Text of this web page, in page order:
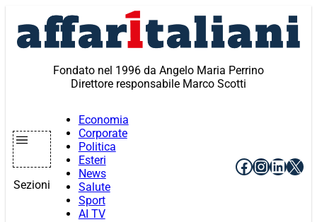
contenuto
Fondato nel 1996 da Angelo Maria Perrino
Direttore responsabile Marco Scotti
Sezioni
Economia
Corporate
Politica
Esteri
News
Salute
Sport
AI TV
Facebook
X